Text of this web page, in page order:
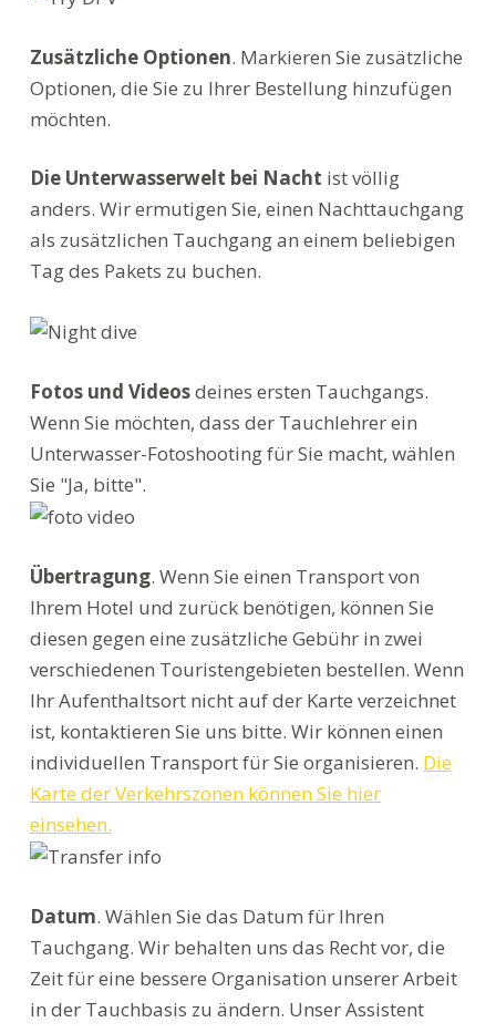
Zusätzliche Optionen. Markieren Sie zusätzliche
Optionen, die Sie zu Ihrer Bestellung hinzufügen
möchten.
Die Unterwasserwelt bei Nacht ist völlig
anders. Wir ermutigen Sie, einen Nachttauchgang
als zusätzlichen Tauchgang an einem beliebigen
Tag des Pakets zu buchen.
Fotos und Videosdeines ersten Tauchgangs.
Wenn Sie möchten, dass der Tauchlehrer ein
Unterwasser-Fotoshooting für Sie macht, wählen
Sie "Ja, bitte".
Übertragung. Wenn Sie einen Transport von
Ihrem Hotel und zurück benötigen, können Sie
diesen gegen eine zusätzliche Gebühr in zwei
verschiedenen Touristengebieten bestellen. Wenn
Ihr Aufenthaltsort nicht auf der Karte verzeichnet
ist, kontaktieren Sie uns bitte. Wir können einen
individuellen Transport für Sie organisieren. Die
Karte der Verkehrszonen können Sie hier
einsehen.
Datum. Wählen Sie das Datum für Ihren
Tauchgang. Wir behalten uns das Recht vor, die
Zeit für eine bessere Organisation unserer Arbeit
in der Tauchbasis zu ändern. Unser Assistent